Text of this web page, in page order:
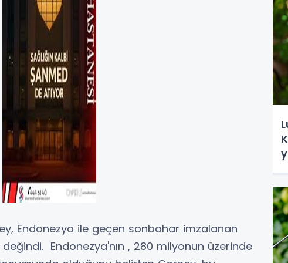
Endonezya ile geçen sonbahar imzalanan
Endonezya'nın , 280 milyonun üzerinde